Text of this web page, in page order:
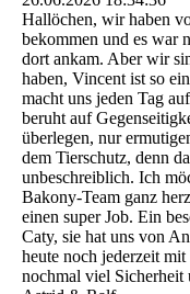
Hallöchen, wir haben
bekommen und es war
dort ankam. Aber wir
haben, Vincent ist so
macht uns jeden Tag
beruht auf
überlegen, nur
dem Tierschutz, denn
unbeschreiblich. Ich
Bakony-Team ganz
einen super Job. Ein
Caty, sie hat uns von
heute noch jederzeit
nochmal viel